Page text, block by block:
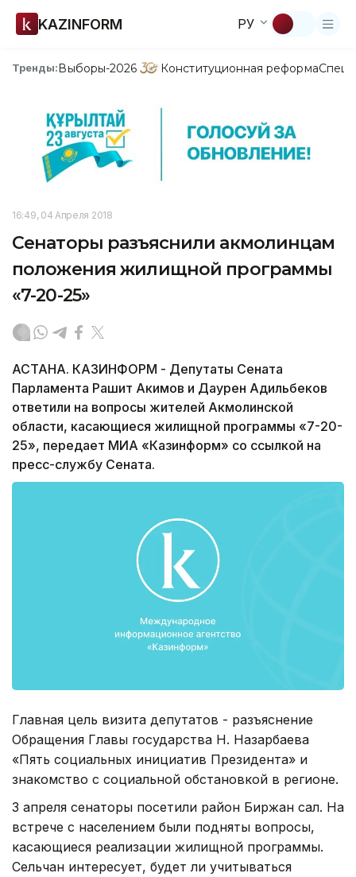
KAZINFORM РУ
Тренды:Выборы-2026 Конституционная реформа
16:49, 04 Апреля 2018
Сенаторы разъяснили акмолинцам
положения жилищной программы
«7-20-25»
АСТАНА. КАЗИНФОРМ - Депутаты Сената
Парламента Рашит Акимов и Даурен Адильбеков
ответили на вопросы жителей Акмолинской
области, касающиеся жилищной программы «7-20-
25», передает МИА «Казинформ» со ссылкой на
пресс-службу Сената.
Главная цель визита депутатов - разъяснение
Обращения Главы государства Н. Назарбаева
«Пять социальных инициатив Президента» и
знакомство с социальной обстановкой в регионе.
3 апреля сенаторы посетили район Биржан сал. На
встрече с населением были подняты вопросы,
касающиеся реализации жилищной программы.
Сельчан интересует, будет ли учитываться